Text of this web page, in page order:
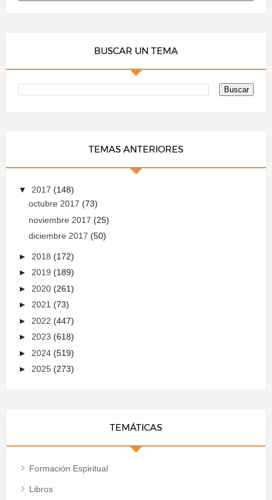
BUSCAR UN TEMA
TEMAS ANTERIORES
▼ 2017 (148)
octubre 2017 (73)
noviembre 2017 (25)
diciembre 2017 (50)
► 2018 (172)
► 2019 (189)
► 2020 (261)
► 2021 (73)
► 2022 (447)
► 2023 (618)
► 2024 (519)
► 2025 (273)
TEMÁTICAS
Formación Espiritual
Libros